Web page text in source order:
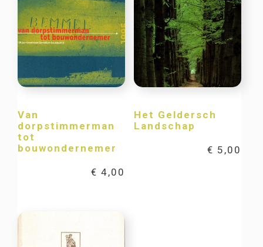
Van
dorpstimmerman
tot
bouwondernemer
€ 4,00
Het Geldersch
Landschap
€ 5,00